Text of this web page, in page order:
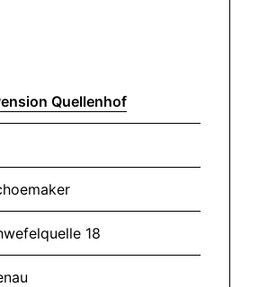
Quellenhof
18